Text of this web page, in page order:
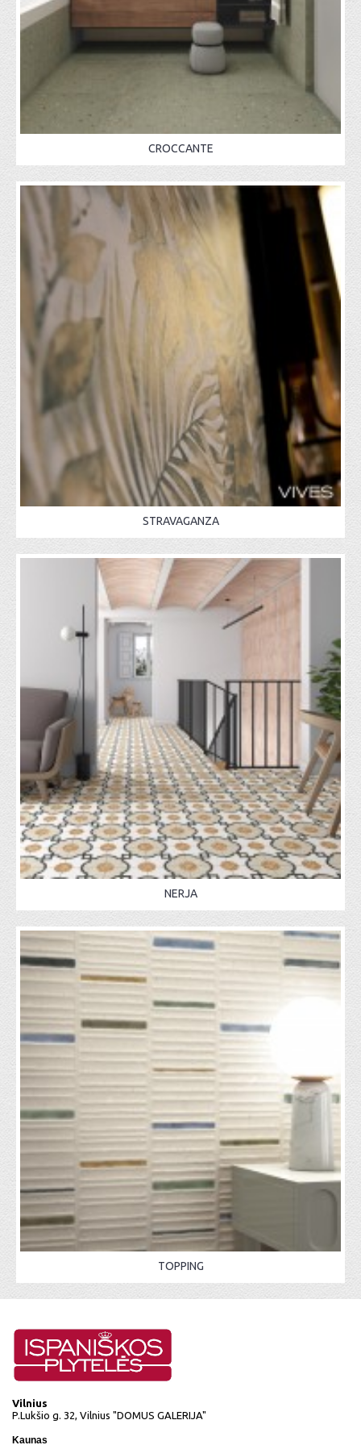
CROCCANTE
STRAVAGANZA
NERJA
TOPPING
Vilnius
P.Lukšio g. 32, Vilnius "DOMUS GALERIJA"
Kaunas